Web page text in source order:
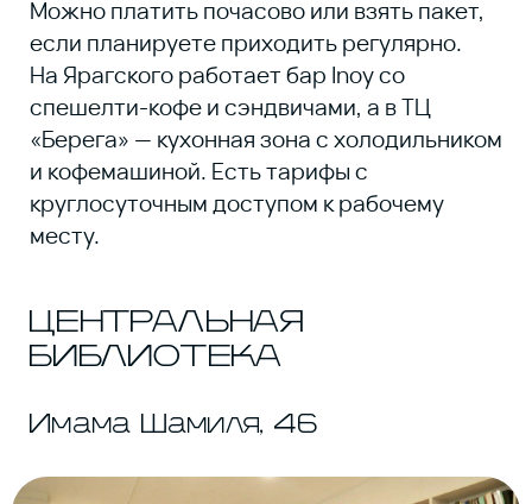
буквально за углом — пекарня со свежей
выпечкой. Один из самых бюджетных
вариантов: нужен только читательский
билет.
Время работы:9:00–20:00
НАЦИОНАЛЬНАЯ
БИБЛИОТЕКА ИМЕНИ
​Расула Гамзатова, 43